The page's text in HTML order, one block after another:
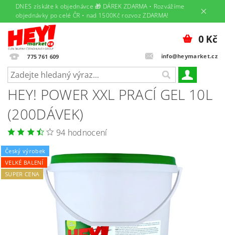
DNES získáte k objednávce 🎁 DÁREK ZDARMA • Rozvážíme
objednávky po celé ČR • nad 1500Kč rozvoz ZDARMA!
775 761 609 info@heymarket.cz
0 Kč
HEY! POWER XXL PRACÍ GEL 10L
(200DÁVEK)
94 hodnocení
Český výrobek
VELKÉ BALENÍ
SUPER CENA